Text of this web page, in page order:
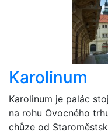
Karolinum
Karolinum je palác
na rohu Ovocného
chůze od